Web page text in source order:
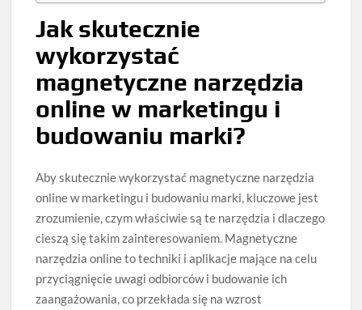
Jak skutecznie
wykorzystać
magnetyczne narzędzia
online w marketingu i
budowaniu marki?
Aby skutecznie wykorzystać magnetyczne narzędzia
online w marketingu i budowaniu marki, kluczowe jest
zrozumienie, czym właściwie są te narzędzia i dlaczego
cieszą się takim zainteresowaniem. Magnetyczne
narzędzia online to techniki i aplikacje mające na celu
przyciągnięcie uwagi odbiorców i budowanie ich
zaangażowania, co przekłada się na wzrost